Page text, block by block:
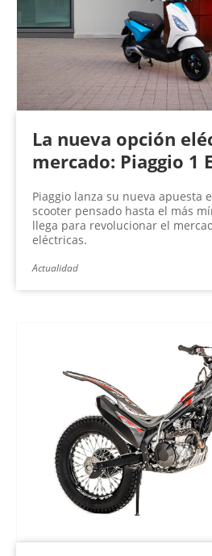
La nueva opción
mercado: Piaggio 1
Piaggio lanza su nueva apuesta
scooter pensado hasta el más
llega para revolucionar el
eléctricas.
Actualidad